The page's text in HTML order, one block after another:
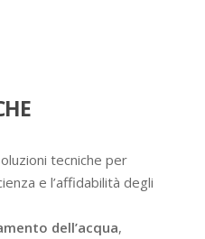
tecniche per
e l’affidabilità degli
dell’acqua,